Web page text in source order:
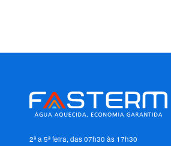
2ª a 5ª feira, das 07h30 às 17h30